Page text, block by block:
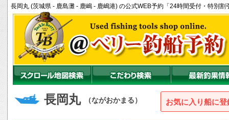
長岡丸 (茨城県 - 鹿島灘 - 鹿嶋 - 鹿嶋港) の公式WEB予約「24時間受付・特別割
長岡丸 （ながおかまる） お気に入り船に登